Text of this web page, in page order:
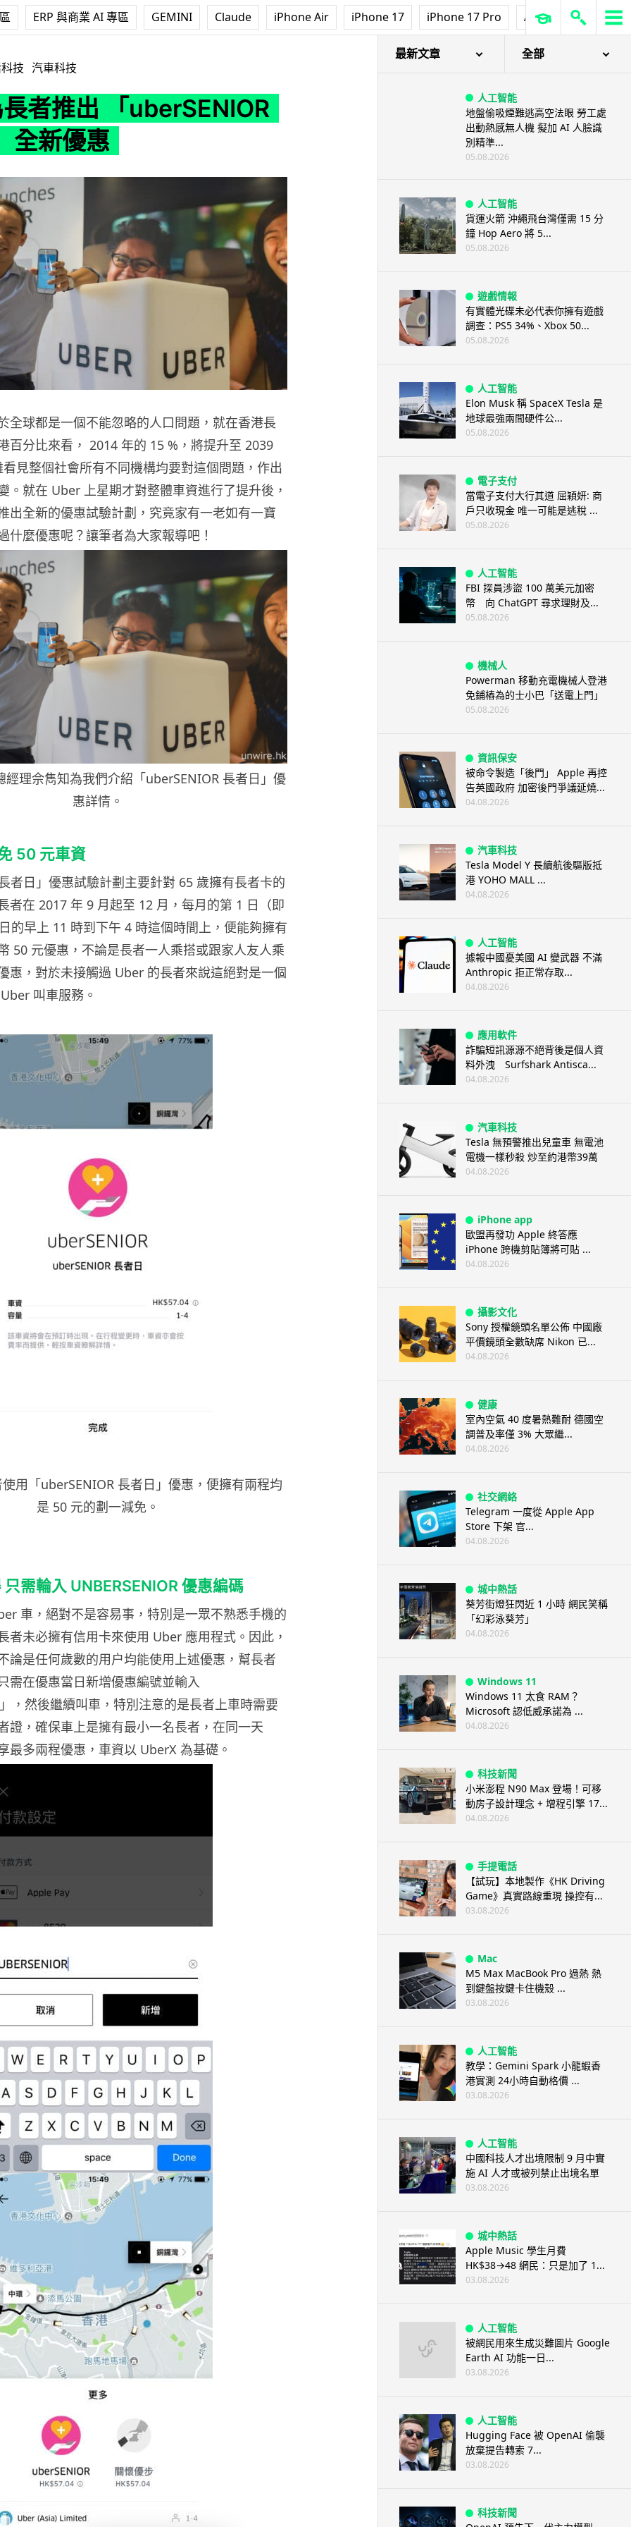
ERP 與商業 AI 專區 GEMINI Claude iPhone Air iPhone 17 iPhone 17 Pro AirPods Pro 3
技 汽車科技
者推出 「uberSENIOR
全新優惠
全球都是一個不能忽略的人口問題，就在香港長
百分比來看， 2014 年的 15 % ，將提升至 2039
看見整個社會所有不同機構均要對這個問題，作出
。就在 Uber 上星期才對整體車資進行了提升後，
出全新的優惠試驗計劃，究竟家有一老如有一寶
什麼優惠呢？讓筆者為大家報導吧！
理佘雋知為我們介紹「uberSENIOR 長者日」優
惠詳情。
50 元車資
者日」優惠試驗計劃主要針對 65 歲擁有長者卡的
者在 2017 年 9 月起至 12 月，每月的第 1 日（即
的早上 11 時到下午 4 時這個時間上，便能夠擁有
50 元優惠，不論是長者一人乘搭或跟家人友人乘
惠，對於未接觸過 Uber 的長者來說這絕對是一個
Uber 叫車服務。
用「uberSENIOR 長者日」優惠，便擁有兩程均
是 50 元的劃一減免。
只需輪入 UNBERSENIOR 優惠編碼
車，絕對不是容易事，特別是一眾不熟悉手機的
者未必擁有信用卡來使用 Uber 應用程式。因此，
論是任何歲數的用户均能使用上述優惠，幫長者
需在優惠當日新增優惠編號並輸入
」，然後繼續叫車，特別注意的是長者上車時需要
證，確保車上是擁有最小一名長者，在同一天
最多兩程優惠，車資以 UberX 為基礎。
最新文章 全部
人工智能
地盤偷吸煙難逃高空法眼 勞工處
出動熱感無人機 擬加 AI 人臉識
別精準...
05.08.2026
人工智能
貨運火箭 沖繩飛台灣僅需 15 分
鐘 Hop Aero 將 5...
05.08.2026
遊戲情報
有實體光碟未必代表你擁有遊戲
調查：PS5 34%、Xbox 50...
05.08.2026
人工智能
Elon Musk 稱 SpaceX Tesla 是
地球最強兩間硬件公...
05.08.2026
電子支付
當電子支付大行其道 屈穎妍: 商
戶只收現金 唯一可能是逃稅 ...
05.08.2026
人工智能
FBI 探員涉盜 100 萬美元加密
幣 向 ChatGPT 尋求理財及...
05.08.2026
機械人
Powerman 移動充電機械人登港
免鋪樁為的士小巴「送電上門」
05.08.2026
資訊保安
被命令製造「後門」 Apple 再控
告英國政府 加密後門爭議延燒...
04.08.2026
汽車科技
Tesla Model Y 長續航後驅版抵
港 YOHO MALL ...
04.08.2026
人工智能
據報中國憂美國 AI 變武器 不滿
Anthropic 拒正常存取...
04.08.2026
應用軟件
詐騙短訊源源不絕背後是個人資
料外洩 Surfshark Antisca...
04.08.2026
汽車科技
Tesla 無預警推出兒童車 無電池
電機一樣秒殺 炒至約港幣39萬
04.08.2026
iPhone app
歐盟再發功 Apple 終答應
iPhone 跨機剪貼簿將可貼 ...
04.08.2026
攝影文化
Sony 授權鏡頭名單公佈 中國廠
平價鏡頭全數缺席 Nikon 已...
04.08.2026
健康
室內空氣 40 度暑熱難耐 德國空
調普及率僅 3% 大眾繼...
04.08.2026
社交網絡
Telegram 一度從 Apple App
Store 下架 官...
04.08.2026
城中熱話
葵芳街燈狂閃近 1 小時 網民笑稱
「幻彩泳葵芳」
04.08.2026
Windows 11
Windows 11 太食 RAM？
Microsoft 認低威承諾為 ...
04.08.2026
科技新聞
小米澎程 N90 Max 登場！可移
動房子設計理念 + 增程引擎 17...
04.08.2026
手提電話
【試玩】本地製作《HK Driving
Game》真實路線重現 操控有...
03.08.2026
Mac
M5 Max MacBook Pro 過熱 熱
到鍵盤按鍵卡住機殼 ...
03.08.2026
人工智能
教學：Gemini Spark 小龍蝦香
港實測 24小時自動格價 ...
03.08.2026
人工智能
中國科技人才出境限制 9 月中實
施 AI 人才或被列禁止出境名單
03.08.2026
城中熱話
Apple Music 學生月費
HK$38→48 網民：只是加了 1...
03.08.2026
人工智能
被網民用來生成災難圖片 Google
Earth AI 功能一日...
03.08.2026
人工智能
Hugging Face 被 OpenAI 偷襲
放棄提告轉索 7...
03.08.2026
科技新聞